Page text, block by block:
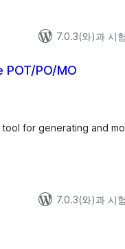
7.0.3(와)과 시
POT/PO/MO
for generating and
7.0.3(와)과 시